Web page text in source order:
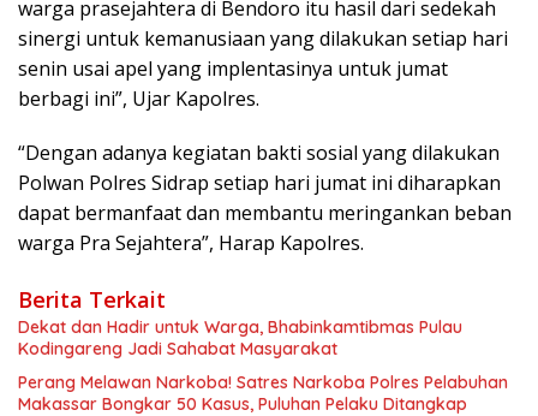
warga prasejahtera di Bendoro itu hasil dari sedekah
sinergi untuk kemanusiaan yang dilakukan setiap hari
senin usai apel yang implentasinya untuk jumat
berbagi ini”, Ujar Kapolres.
“Dengan adanya kegiatan bakti sosial yang dilakukan
Polwan Polres Sidrap setiap hari jumat ini diharapkan
dapat bermanfaat dan membantu meringankan beban
warga Pra Sejahtera”, Harap Kapolres.
Berita Terkait
Dekat dan Hadir untuk Warga, Bhabinkamtibmas Pulau
Kodingareng Jadi Sahabat Masyarakat
Perang Melawan Narkoba! Satres Narkoba Polres Pelabuhan
Makassar Bongkar 50 Kasus, Puluhan Pelaku Ditangkap